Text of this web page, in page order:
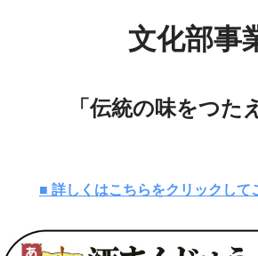
文化部事
「伝統の味をつた
■ 詳しくはこちらをクリックして